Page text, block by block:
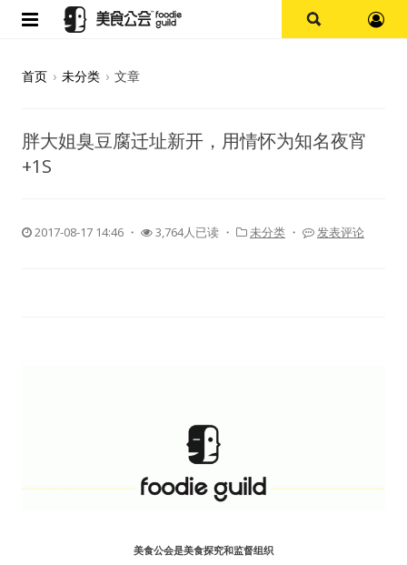
探店报告
上海
水区
首页 › 未分类 › 文章
胖大姐臭豆腐迁址新开，用情怀为知名夜宵
+1S
2017-08-17 14:46 ・ 3,764人已读 ・ 未分类 ・ 发表评论
美食公会是美食探究和监督组织